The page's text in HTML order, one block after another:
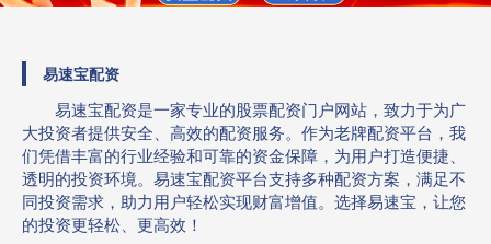
易速宝配资
易速宝配资是一家专业的股票配资门户网站，致力于为广
大投资者提供安全、高效的配资服务。作为老牌配资平台，我
们凭借丰富的行业经验和可靠的资金保障，为用户打造便捷、
透明的投资环境。易速宝配资平台支持多种配资方案，满足不
同投资需求，助力用户轻松实现财富增值。选择易速宝，让您
的投资更轻松、更高效！